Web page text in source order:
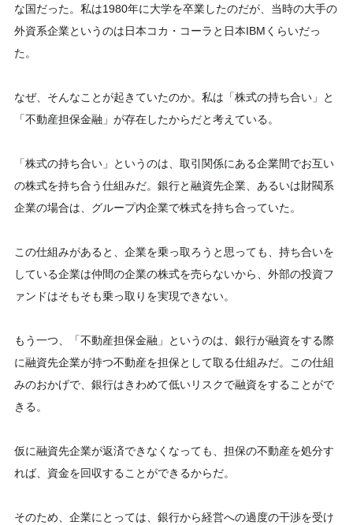
な国だった。私は1980年に大学を卒業したのだが、当時の大手の
外資系企業というのは日本コカ・コーラと日本IBMくらいだっ
た。
なぜ、そんなことが起きていたのか。私は「株式の持ち合い」と
「不動産担保金融」が存在したからだと考えている。
「株式の持ち合い」というのは、取引関係にある企業間でお互い
の株式を持ち合う仕組みだ。銀行と融資先企業、あるいは財閥系
企業の場合は、グループ内企業で株式を持ち合っていた。
この仕組みがあると、企業を乗っ取ろうと思っても、持ち合いを
している企業は仲間の企業の株式を売らないから、外部の投資フ
ァンドはそもそも乗っ取りを実現できない。
もう一つ、「不動産担保金融」というのは、銀行が融資をする際
に融資先企業が持つ不動産を担保として取る仕組みだ。この仕組
みのおかげで、銀行はきわめて低いリスクで融資をすることがで
きる。
仮に融資先企業が返済できなくなっても、担保の不動産を処分す
れば、資金を回収することができるからだ。
そのため、企業にとっては、銀行から経営への過度の干渉を受け